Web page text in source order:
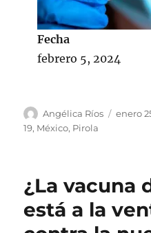
Fecha
febrero 5, 2024
A
u
Angélica Ríos
P
c
d
o
enero
19, México, Pirola
¿La vacuna
está a la